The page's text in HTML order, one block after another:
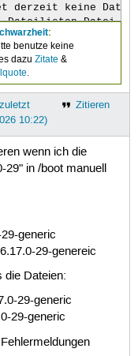
derzeit keine
Dateilisten-Datei
derzeit keine
Dateilisten-Datei
derzeit keine
Dateilisten-Datei
derzeit keine
Dateilisten-Datei
derzeit keine
Dateilisten-Datei
derzeit keine
Dateilisten-Datei
derzeit keine
Dateilisten-Datei
derzeit keine
derzeit keine
Dateilisten-Datei
Dateilisten-Datei
Dateilisten-Datei
derzeit keine
linux-image-6.17.0-
:
benutze keine
dazuZitate &
.
Zitieren
10:22)
wenn ich die
29" in /boot manuell
generic
29-genereic
die Dateien:
29-generic
29-generic